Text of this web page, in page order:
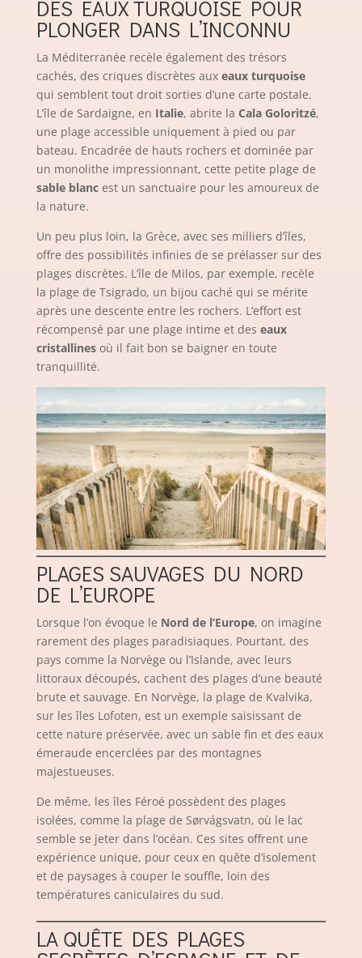
DES EAUX TURQUOISE POUR
PLONGER DANS L’INCONNU
La Méditerranée recèle également des trésors
cachés, des criques discrètes aux eaux turquoise
qui semblent tout droit sorties d’une carte postale.
L’île de Sardaigne, en Italie, abrite la Cala Goloritzé,
une plage accessible uniquement à pied ou par
bateau. Encadrée de hauts rochers et dominée par
un monolithe impressionnant, cette petite plage de
sable blancest un sanctuaire pour les amoureux de
la nature.
Un peu plus loin, la Grèce, avec ses milliers d’îles,
offre des possibilités infinies de se prélasser sur des
plages discrètes. L’île de Milos, par exemple, recèle
la plage de Tsigrado, un bijou caché qui se mérite
après une descente entre les rochers. L’effort est
récompensé par une plage intime et des eaux
cristallinesoù il fait bon se baigner en toute
tranquillité.
PLAGES SAUVAGES DU NORD
DE L’EUROPE
Lorsque l’on évoque le Nord de l’Europe, on imagine
rarement des plages paradisiaques. Pourtant, des
pays comme la Norvège ou l’Islande, avec leurs
littoraux découpés, cachent des plages d’une beauté
brute et sauvage. En Norvège, la plage de Kvalvika,
sur les îles Lofoten, est un exemple saisissant de
cette nature préservée, avec un sable fin et des eaux
émeraude encerclées par des montagnes
majestueuses.
De même, les îles Féroé possèdent des plages
isolées, comme la plage de Sørvágsvatn, où le lac
semble se jeter dans l’océan. Ces sites offrent une
expérience unique, pour ceux en quête d’isolement
et de paysages à couper le souffle, loin des
températures caniculaires du sud.
LA QUÊTE DES PLAGES